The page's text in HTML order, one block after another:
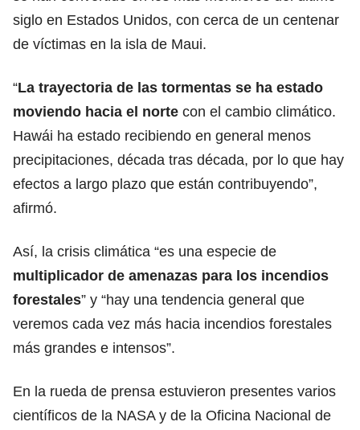
siglo en Estados Unidos, con cerca de un centenar
de víctimas en la isla de Maui.
“La trayectoria de las tormentas se ha estado
moviendo hacia el norte con el cambio climático.
Hawái ha estado recibiendo en general menos
precipitaciones, década tras década, por lo que hay
efectos a largo plazo que están contribuyendo”,
afirmó.
Así, la crisis climática “es una especie de
multiplicador de amenazas para los incendios
forestales” y “hay una tendencia general que
veremos cada vez más hacia incendios forestales
más grandes e intensos”.
En la rueda de prensa estuvieron presentes varios
científicos de la NASA y de la Oficina Nacional de